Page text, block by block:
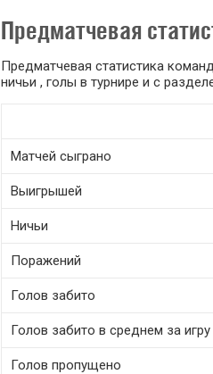
Предматчевая
Предматчевая статистика
ничьи , голы в турнире и с
Матчей сыграно
Выигрышей
Ничьи
Поражений
Голов забито
Голов забито в среднем за игру
Голов пропущено